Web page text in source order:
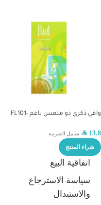
واقي ذكري ذو ملمس ناعم -FL101
SAR 13.8 شامل الضريبه
شراء المنتج
اتفاقية البيع
سياسة الاسترجاع
والاستبدال